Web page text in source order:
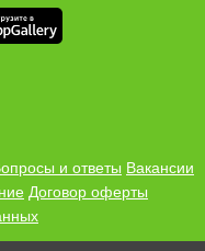
и ответы Вакансии
Договор оферты